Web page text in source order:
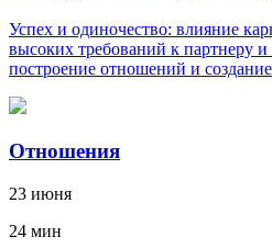
Успех и одиночество: влияние
высоких требований к партнеру
построение отношений и
Отношения
23 июня
24 мин